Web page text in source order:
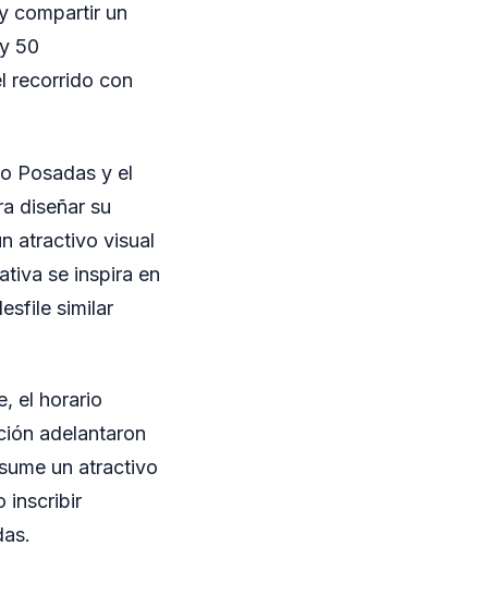
compartir un
50
recorrido con
Posadas y el
diseñar su
atractivo visual
se inspira en
similar
el horario
adelantaron
un atractivo
inscribir